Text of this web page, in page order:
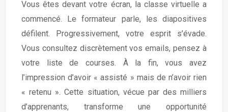
Vous êtes devant votre écran, la classe virtuelle a
commencé. Le formateur parle, les diapositives
défilent. Progressivement, votre esprit s’évade.
Vous consultez discrètement vos emails, pensez à
votre liste de courses. À la fin, vous avez
l’impression d’avoir « assisté » mais de n’avoir rien
« retenu ». Cette situation, vécue par des milliers
d’apprenants, transforme une opportunité